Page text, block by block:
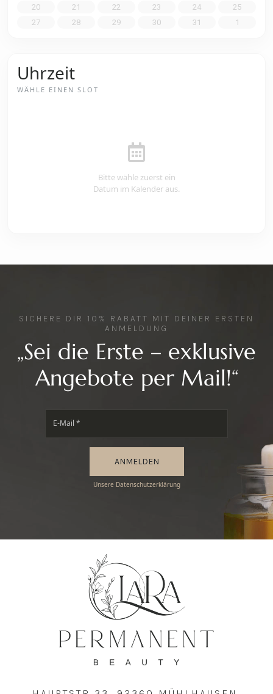
20
21 22 23 24
25
27
28 29 30 31 1
Uhrzeit
WÄHLE EINEN SLOT
Bitte wähle zuerst ein
Datum im Kalender aus.
SICHERE DIR 10% RABATT MIT DEINER ERSTEN
ANMELDUNG
„Sei die Erste – exklusive
Angebote per Mail!“
ANMELDEN
Unsere Datenschutzerklärung